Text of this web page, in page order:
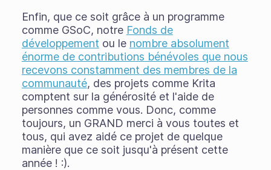
Enfin, que ce soit grâce à un programme
comme GSoC, notre Fonds de
développement ou le nombre absolument
énorme de contributions bénévoles que nous
recevons constamment des membres de la
communauté, des projets comme Krita
comptent sur la générosité et l'aide de
personnes comme vous. Donc, comme
toujours, un GRAND merci à vous toutes et
tous, qui avez aidé ce projet de quelque
manière que ce soit jusqu'à présent cette
année ! :).